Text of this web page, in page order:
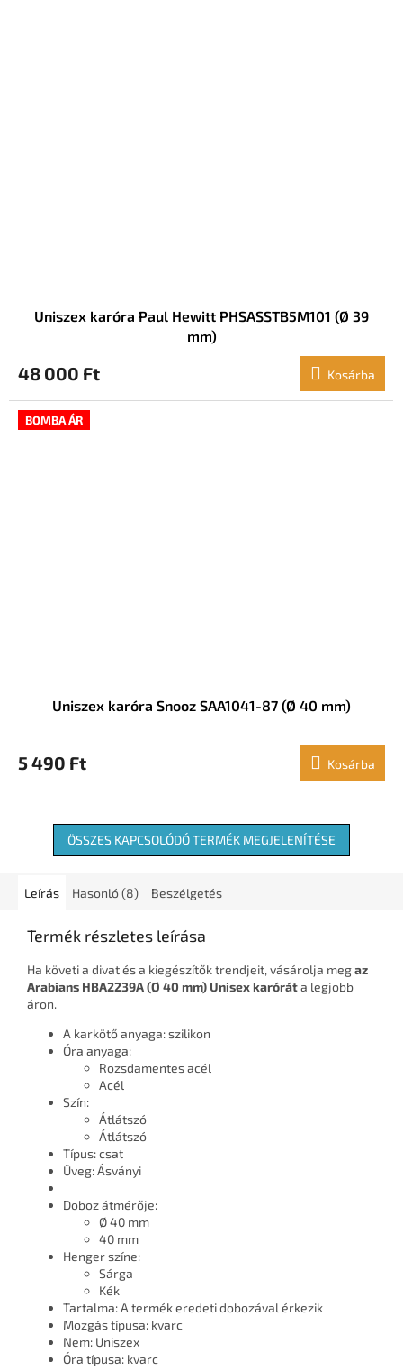
Uniszex karóra Paul Hewitt PHSASSTB5M101 (Ø 39
mm)
48 000 Ft Kosárba
BOMBA ÁR
Uniszex karóra Snooz SAA1041-87 (Ø 40 mm)
5 490 Ft Kosárba
ÖSSZES KAPCSOLÓDÓ TERMÉK MEGJELENÍTÉSE
Leírás Hasonló (8) Beszélgetés
Termék részletes leírása
Ha követi a divat és a kiegészítők trendjeit, vásárolja megaz
Arabians HBA2239A (Ø 40 mm) Unisex karóráta legjobb
áron.
A karkötő anyaga: szilikon
Óra anyaga:
Rozsdamentes acél
Acél
Szín:
Átlátszó
Átlátszó
Típus: csat
Üveg: Ásványi
Doboz átmérője:
Ø 40 mm
40 mm
Henger színe:
Sárga
Kék
Tartalma: A termék eredeti dobozával érkezik
Mozgás típusa: kvarc
Nem: Uniszex
Óra típusa: kvarc